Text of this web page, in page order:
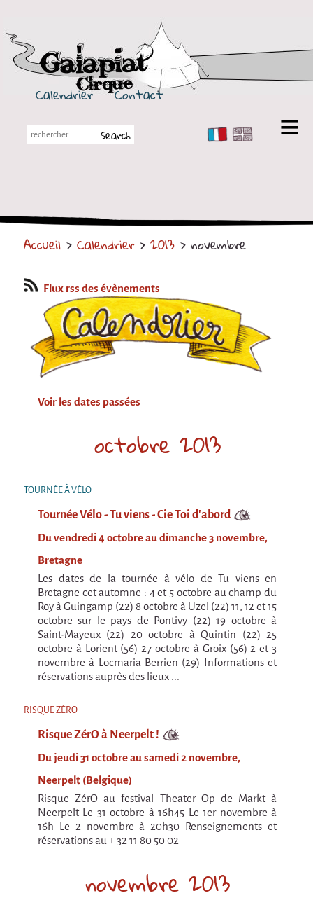
Galapiat Cirque
Calendrier
Contact
FR EN
Les Chapiteaux
Partenaires
Spectacles
En tournée
Attraction Capillaire
BLANC
Courbatures
Courbatures
L'âne & la carotte
L'essaim - Projet participatif autour de la
Brise de la Pastille
Mad in Finland
Préviens les autres
Sans-culotte
Sans-Culotte
En création
Espèce d'idiot
Il va pleuvoir
Il va pleuvoir
HIKI
HIKI
Mordicus (titre provisoire)
MORDICUS (titre provisoire)
En souvenir
Accueil > Calendrier> 2013 > novembre
Flux rss des évènements
Voir les dates passées
octobre 2013
TOURNÉE À VÉLO
Tournée Vélo - Tu viens - Cie Toi d'abord
Du vendredi 4 octobre au dimanche 3 novembre,
Bretagne
Les dates de la tournée à vélo de Tu viens en
Bretagne cet automne : 4 et 5 octobre au champ du
Roy à Guingamp (22) 8 octobre à Uzel (22) 11, 12 et 15
octobre sur le pays de Pontivy (22) 19 octobre à
Saint-Mayeux (22) 20 octobre à Quintin (22) 25
octobre à Lorient (56) 27 octobre à Groix (56) 2 et 3
novembre à Locmaria Berrien (29) Informations et
réservations auprès des lieux ...
RISQUE ZÉRO
Risque ZérO à Neerpelt !
Du jeudi 31 octobre au samedi 2 novembre,
Neerpelt (Belgique)
Risque ZérO au festival Theater Op de Markt à
Neerpelt Le 31 octobre à 16h45 Le 1er novembre à
16h Le 2 novembre à 20h30 Renseignements et
réservations au + 32 11 80 50 02
novembre 2013